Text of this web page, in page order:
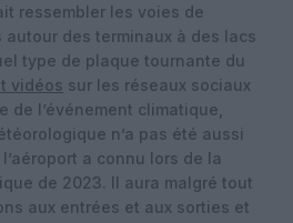
ressembler les voies de
des terminaux à des lacs
type de plaque tournante du
vidéos sur les réseaux sociaux
de l’événement climatique,
n’a pas été aussi
a connu lors de la
de 2023. Il aura malgré tout
aux entrées et aux sorties et